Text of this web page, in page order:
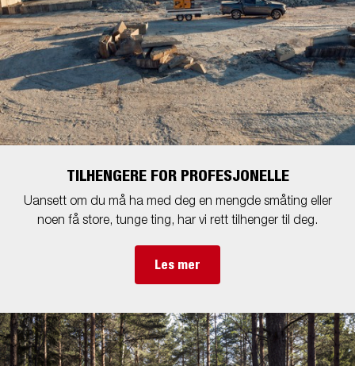
TILHENGERE FOR PROFESJONELLE
Uansett om du må ha med deg en mengde småting eller
noen få store, tunge ting, har vi rett tilhenger til deg.
Les mer